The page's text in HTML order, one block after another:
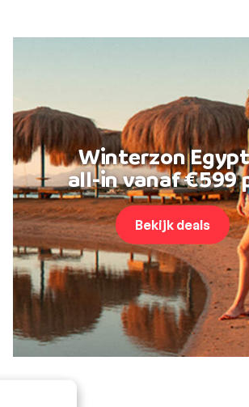
Winterzon
all-in vanaf €599
Bekijk deals